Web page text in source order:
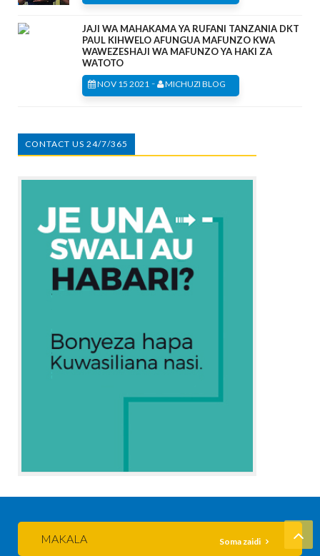
JAJI WA MAHAKAMA YA RUFANI TANZANIA DKT
PAUL KIHWELO AFUNGUA MAFUNZO KWA
WAWEZESHAJI WA MAFUNZO YA HAKI ZA
WATOTO
NOV 15 2021 - MICHUZI BLOG
CONTACT US 24/7/365
MAKALA Soma zaidi